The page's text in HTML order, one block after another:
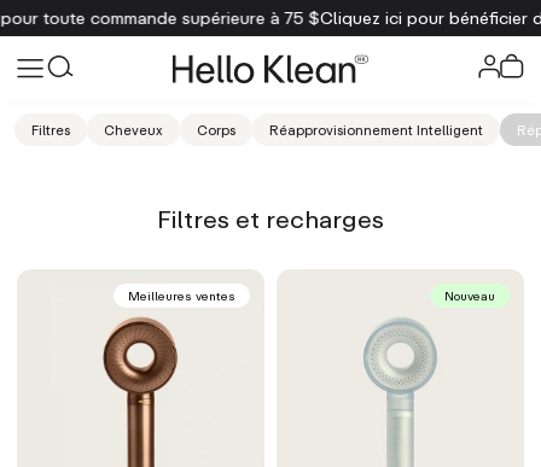
commande supérieure à 75 $Cliquez ici pour bénéficier d'une
Filtres Cheveux Corps Réapprovisionnement Intelligent
Filtres et recharges
Meilleures ventes Nouveau